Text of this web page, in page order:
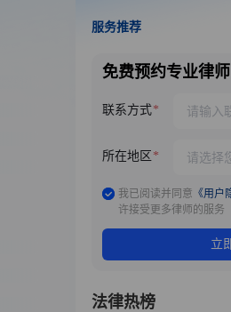
服务推荐
免费预约专业律师
联系方式
所在地区
我已阅读并同意 《用户
许接受更多律师的服务
立
法律热榜